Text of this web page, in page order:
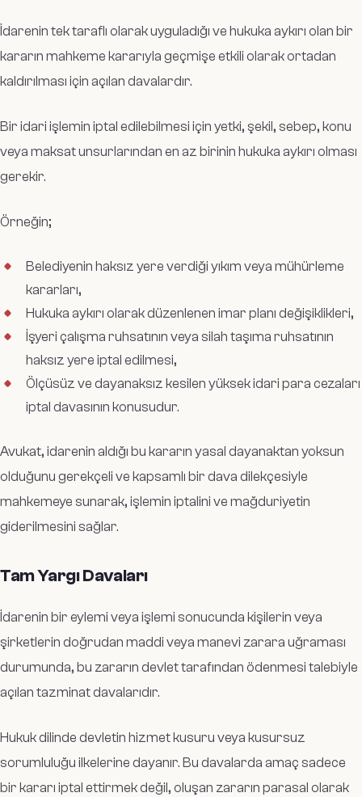
İdarenin tek taraflı olarak uyguladığı ve hukuka aykırı olan bir
kararın mahkeme kararıyla geçmişe etkili olarak ortadan
kaldırılması için açılan davalardır.
Bir idari işlemin iptal edilebilmesi için yetki, şekil, sebep, konu
veya maksat unsurlarından en az birinin hukuka aykırı olması
gerekir.
Örneğin;
Belediyenin haksız yere verdiği yıkım veya mühürleme
kararları,
Hukuka aykırı olarak düzenlenen imar planı değişiklikleri,
İşyeri çalışma ruhsatının veya silah taşıma ruhsatının
haksız yere iptal edilmesi,
Ölçüsüz ve dayanaksız kesilen yüksek idari para cezaları
iptal davasının konusudur.
Avukat, idarenin aldığı bu kararın yasal dayanaktan yoksun
olduğunu gerekçeli ve kapsamlı bir dava dilekçesiyle
mahkemeye sunarak, işlemin iptalini ve mağduriyetin
giderilmesini sağlar.
Tam Yargı Davaları
İdarenin bir eylemi veya işlemi sonucunda kişilerin veya
şirketlerin doğrudan maddi veya manevi zarara uğraması
durumunda, bu zararın devlet tarafından ödenmesi talebiyle
açılan tazminat davalarıdır.
Hukuk dilinde devletin hizmet kusuru veya kusursuz
sorumluluğu ilkelerine dayanır. Bu davalarda amaç sadece
bir kararı iptal ettirmek değil, oluşan zararın parasal olarak